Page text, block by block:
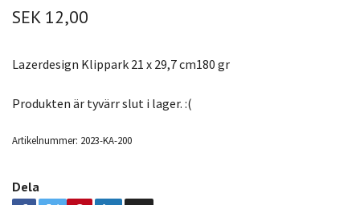
SEK 12,00
Lazerdesign Klippark 21 x 29,7 cm180 gr
Produkten är tyvärr slut i lager. :(
Artikelnummer: 2023-KA-200
Dela